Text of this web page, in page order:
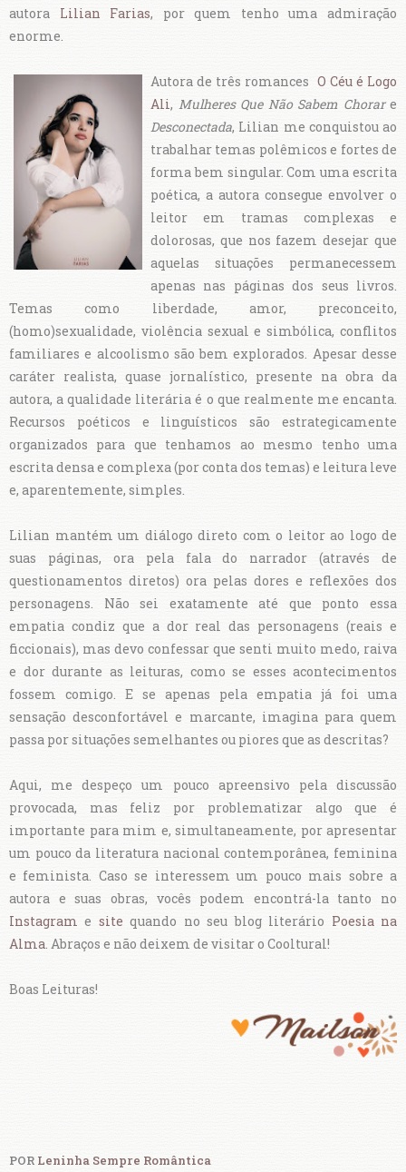
autora Lilian Farias, por quem tenho uma admiração
enorme.
Autora de três romances O Céu é Logo
Ali, Mulheres Que Não Sabem Chorare
Desconectada, Lilian me conquistou ao
trabalhar temas polêmicos e fortes de
forma bem singular. Com uma escrita
poética, a autora consegue envolver o
leitor em tramas complexas e
dolorosas, que nos fazem desejar que
aquelas situações permanecessem
apenas nas páginas dos seus livros.
Temas como liberdade, amor, preconceito,
(homo)sexualidade, violência sexual e simbólica, conflitos
familiares e alcoolismo são bem explorados. Apesar desse
caráter realista, quase jornalístico, presente na obra da
autora, a qualidade literária é o que realmente me encanta.
Recursos poéticos e linguísticos são estrategicamente
organizados para que tenhamos ao mesmo tenho uma
escrita densa e complexa (por conta dos temas) e leitura leve
e, aparentemente, simples.
Lilian mantém um diálogo direto com o leitor ao logo de
suas páginas, ora pela fala do narrador (através de
questionamentos diretos) ora pelas dores e reflexões dos
personagens. Não sei exatamente até que ponto essa
empatia condiz que a dor real das personagens (reais e
ficcionais), mas devo confessar que senti muito medo, raiva
e dor durante as leituras, como se esses acontecimentos
fossem comigo. E se apenas pela empatia já foi uma
sensação desconfortável e marcante, imagina para quem
passa por situações semelhantes ou piores que as descritas?
Aqui, me despeço um pouco apreensivo pela discussão
provocada, mas feliz por problematizar algo que é
importante para mim e, simultaneamente, por apresentar
um pouco da literatura nacional contemporânea, feminina
e feminista. Caso se interessem um pouco mais sobre a
autora e suas obras, vocês podem encontrá-la tanto no
Instagram e site quando no seu blog literário Poesia na
Alma . Abraços e não deixem de visitar o Cooltural!
Boas Leituras!
POR Leninha Sempre Romântica